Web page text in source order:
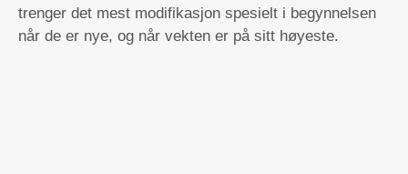
trenger det mest modifikasjon spesielt i begynnelsen
når de er nye, og når vekten er på sitt høyeste.